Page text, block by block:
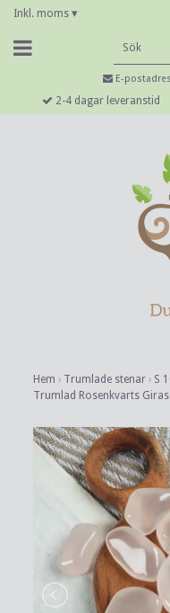
Inkl. moms ▾
E-
2-4 dagar leveranstid
Hem › Trumlade stenar › S
Trumlad Rosenkvarts